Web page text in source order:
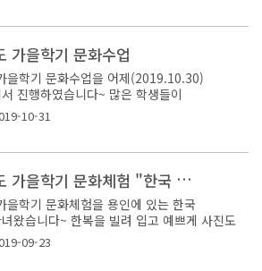
가을학기 문화수업
을학기 문화수업을 어제(2019.10.30)
진행하였습니다~ 많은 학생들이
게 시간을 보냈습니다! 문화수업을
주신 강사님들께 ..
10-31
2
019학년도 가을학기 문화체험 "한국 민속촌"
을학기 문화체험을 용인에 있는 한국
왔습니다~ 한복을 빌려 입고 예쁘게 사진도
집과 문화 등을 많이 배울 수 있던
니다.^^
09-23